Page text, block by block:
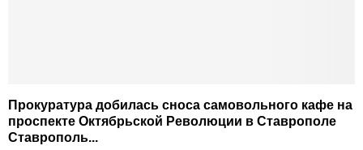
Прокуратура добилась сноса самовольного кафе на
проспекте Октябрьской Революции в Ставрополе
Ставрополь...